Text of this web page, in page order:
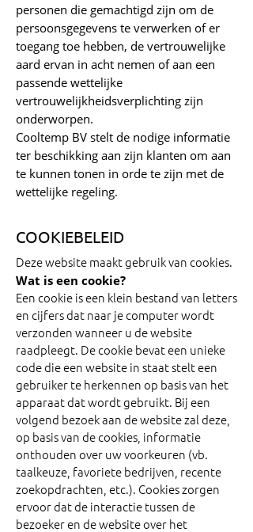
personen die gemachtigd zijn om de
persoonsgegevens te verwerken of er
toegang toe hebben, de vertrouwelijke
aard ervan in acht nemen of aan een
passende wettelijke
vertrouwelijkheidsverplichting zijn
onderworpen.
Cooltemp BV stelt de nodige informatie
ter beschikking aan zijn klanten om aan
te kunnen tonen in orde te zijn met de
wettelijke regeling.
COOKIEBELEID
Deze website maakt gebruik van cookies.
Wat is een cookie?
Een cookie is een klein bestand van letters
en cijfers dat naar je computer wordt
verzonden wanneer u de website
raadpleegt. De cookie bevat een unieke
code die een website in staat stelt een
gebruiker te herkennen op basis van het
apparaat dat wordt gebruikt. Bij een
volgend bezoek aan de website zal deze,
op basis van de cookies, informatie
onthouden over uw voorkeuren (vb.
taalkeuze, favoriete bedrijven, recente
zoekopdrachten, etc.). Cookies zorgen
ervoor dat de interactie tussen de
bezoeker en de website over het